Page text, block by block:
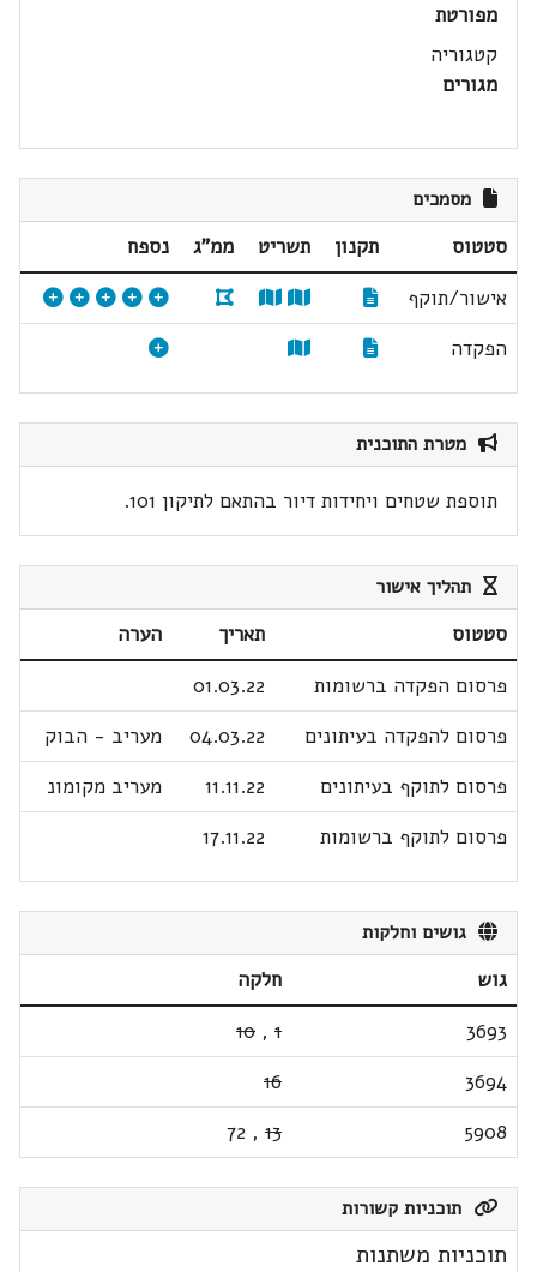
מפורטת
קטגוריה
מגורים
מסמכים
סטטוס תקנון תשריט ממ"ג
נספח
אישור/תוקף
הפקדה
מטרת התוכנית
תוספת שטחים ויחידות דיור בהתאם לתיקון 101.
תהליך אישור
סטטוס תאריך
הערה
פרסום הפקדה ברשומות
01.03.22
פרסום להפקדה בעיתונים
04.03.22
מעריב - הבוק
פרסום לתוקף בעיתונים
11.11.22
מעריב מקומונ
פרסום לתוקף ברשומות
17.11.22
גושים וחלקות
גוש
חלקה
3693
1
,
10
3694
16
5908
13
,
72
תוכניות קשורות
תוכניות משתנות